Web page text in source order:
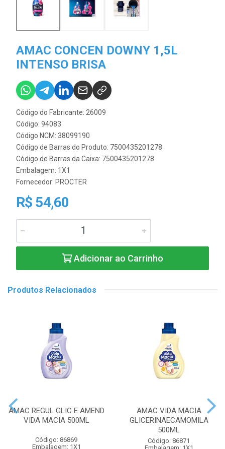
AMAC CONCEN DOWNY 1,5L
INTENSO BRISA
Código do Fabricante: 26009
Código: 94083
Código NCM: 38099190
Código de Barras do Produto: 7500435201278
Código de Barras da Caixa: 7500435201278
Embalagem: 1X1
Fornecedor: PROCTER
R$ 54,60
Adicionar ao Carrinho
Produtos Relacionados
AMAC REGUL GLIC E AMEND
VIDA MACIA 500ML
Código: 86869
Embalagem: 1X1
AMAC VIDA MACIA
GLICERINAECAMOMILA
500ML
Código: 86871
Embalagem: 1X1